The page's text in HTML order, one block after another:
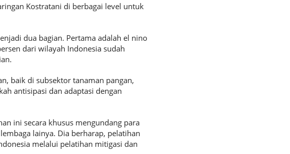
Kostratani di berbagai level untuk
dua bagian. Pertama adalah el nino
dari wilayah Indonesia sudah
baik di subsektor tanaman pangan,
antisipasi dan adaptasi dengan
ini secara khusus mengundang para
lainya. Dia berharap, pelatihan
melalui pelatihan mitigasi dan